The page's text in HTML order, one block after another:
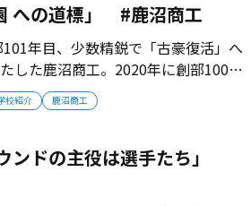
校紹介 鹿沼商工
への道標」 #鹿沼商工
年目、少数精鋭で「古豪復活」へ
した鹿沼商工。2020年に創部100年
狙う。 ■甲子園の栄光の記憶 鹿沼
甲子園出場を果たしている。甲子園
ンドの主役は選手たち」